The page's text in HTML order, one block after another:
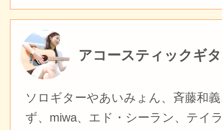
アコースティックギ
ソロギターやあいみょん、斉藤和
ず、miwa、エド・シーラン、テイ